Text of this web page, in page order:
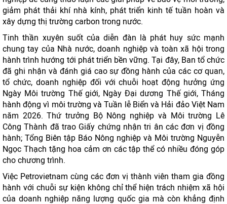
giảm phát thải khí nhà kính, phát triển kinh tế tuần hoàn và
xây dựng thị trường carbon trong nước.
Tinh thần xuyên suốt của diễn đàn là phát huy sức mạnh
chung tay của Nhà nước, doanh nghiệp và toàn xã hội trong
hành trình hướng tới phát triển bền vững. Tại đây, Ban tổ chức
đã ghi nhận và đánh giá cao sự đồng hành của các cơ quan,
tổ chức, doanh nghiệp đối với chuỗi hoạt động hưởng ứng
Ngày Môi trường Thế giới, Ngày Đại dương Thế giới, Tháng
hành động vì môi trường và Tuần lễ Biển và Hải đảo Việt Nam
năm 2026. Thứ trưởng Bộ Nông nghiệp và Môi trường Lê
Công Thành đã trao Giấy chứng nhận tri ân các đơn vị đồng
hành; Tổng Biên tập Báo Nông nghiệp và Môi trường Nguyễn
Ngọc Thạch tặng hoa cảm ơn các tập thể có nhiều đóng góp
cho chương trình.
Việc Petrovietnam cùng các đơn vị thành viên tham gia đồng
hành với chuỗi sự kiện không chỉ thể hiện trách nhiệm xã hội
của doanh nghiệp năng lượng quốc gia mà còn khẳng định